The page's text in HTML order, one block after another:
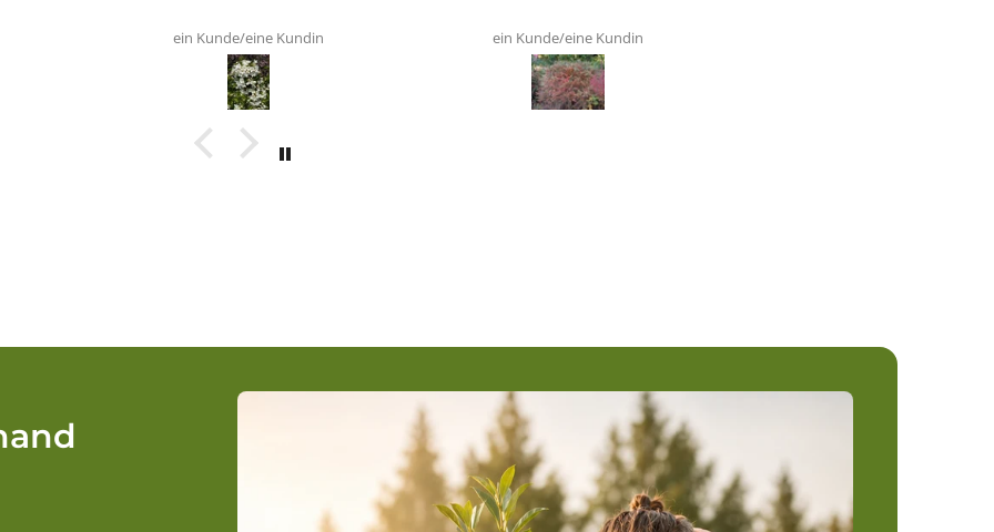
ein Kunde/eine Kundin ein Kunde/eine Kundin